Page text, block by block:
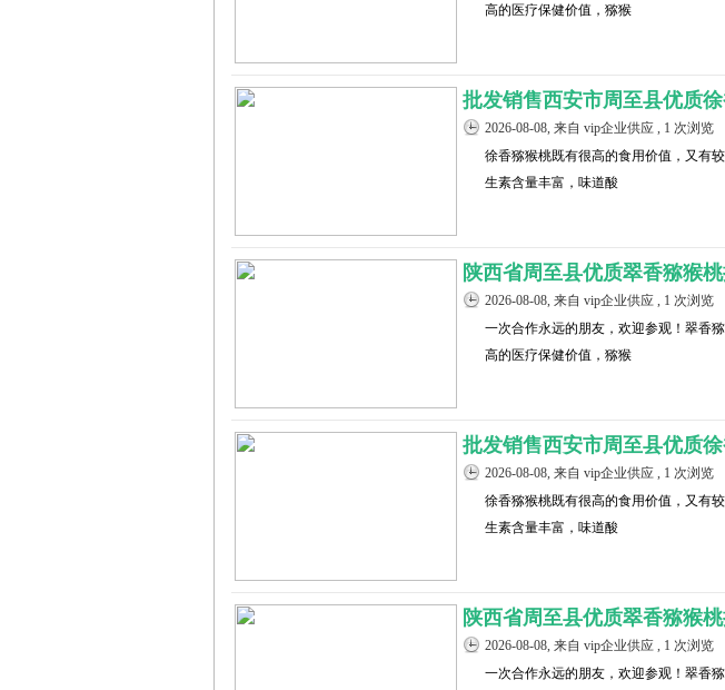
高的医疗保健价值，猕猴
批发销售西安市周至县优质
2026-08-08, 来自 vip企业供应 , 1 次浏览
徐香猕猴桃既有很高的食用价值，又有
生素含量丰富，味道酸
陕西省周至县优质翠香猕猴
2026-08-08, 来自 vip企业供应 , 1 次浏览
一次合作永远的朋友，欢迎参观！翠香
高的医疗保健价值，猕猴
批发销售西安市周至县优质
2026-08-08, 来自 vip企业供应 , 1 次浏览
徐香猕猴桃既有很高的食用价值，又有
生素含量丰富，味道酸
陕西省周至县优质翠香猕猴
2026-08-08, 来自 vip企业供应 , 1 次浏览
一次合作永远的朋友，欢迎参观！翠香